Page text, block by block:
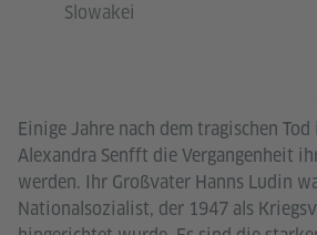
Einige Jahre nach dem tragischen
Alexandra Senfft die Vergangenheit
werden. Ihr Großvater Hanns Ludin
Nationalsozialist, der 1947 als
Slowakei